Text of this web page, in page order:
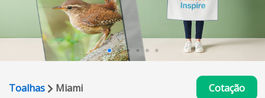
Toalhas Miami Cotação